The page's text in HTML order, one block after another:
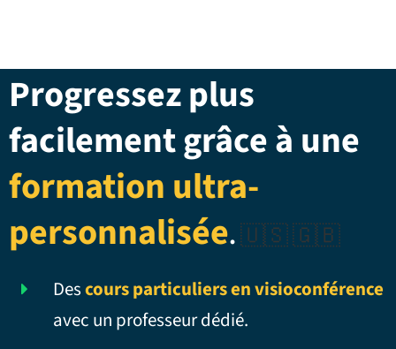
Progressez plus
facilement grâce à une
formation ultra-
personnalisée.🇺🇸 🇬🇧
Descours particuliers en visioconférence
avec un professeur dédié.